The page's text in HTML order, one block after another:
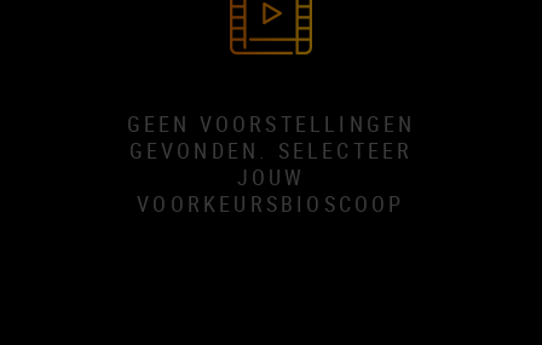
GEEN VOORSTELLINGEN
GEVONDEN. SELECTEER
JOUW
VOORKEURSBIOSCOOP